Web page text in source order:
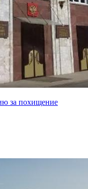
за похищение